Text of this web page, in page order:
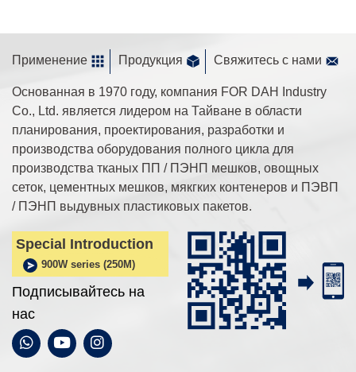
Применение Продукция Свяжитесь с нами
Основанная в 1970 году, компания FOR DAH Industry
Co., Ltd. является лидером на Тайване в области
планирования, проектирования, разработки и
производства оборудования полного цикла для
производства тканых ПП / ПЭНП мешков, овощных
сеток, цементных мешков, мякгких контенеров и ПЭВП
/ ПЭНП выдувных пластиковых пакетов.
Special Introduction
900W series (250M)
Подписывайтесь на
нас